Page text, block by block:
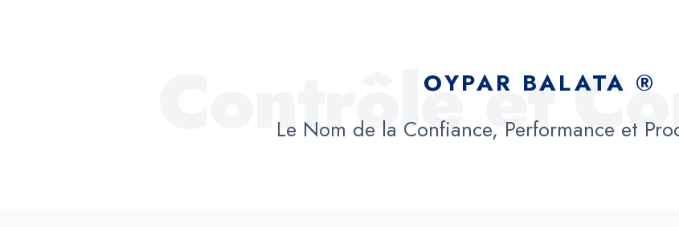
Contrôle et
OYPAR BALATA ®
Le Nom de la Confiance, Performance et